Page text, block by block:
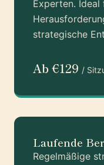
Experten.
strategische
Ab €129 /
Laufende
Regelmäßige